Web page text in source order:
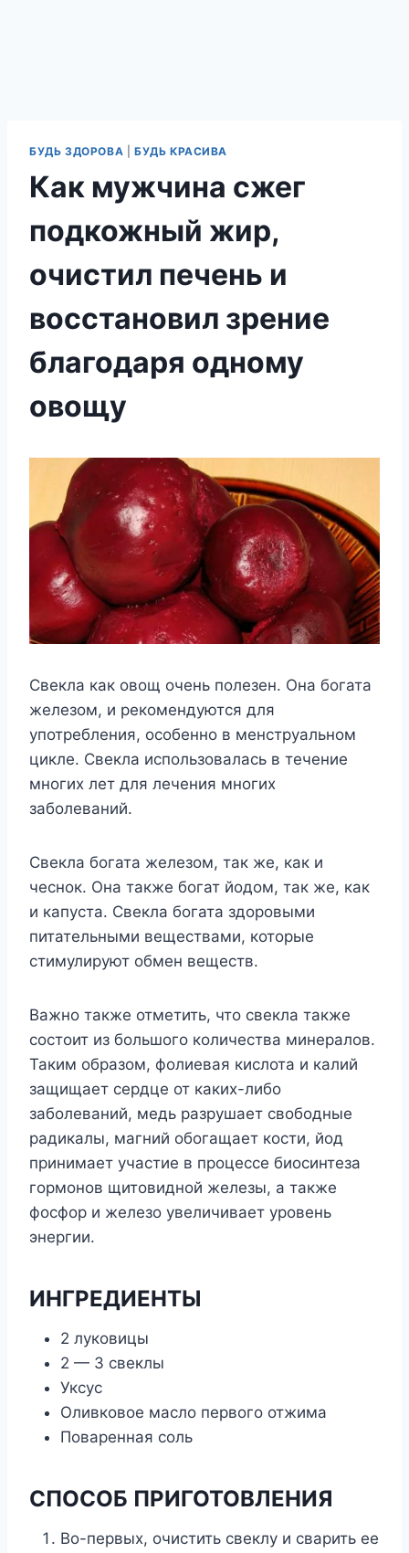
БУДЬ ЗДОРОВА БУДЬ КРАСИВА
Как мужчина сжег
подкожный жир,
очистил печень и
восстановил зрение
благодаря одному
овощу
Свекла как овощ очень полезен. Она богата
железом, и рекомендуются для
употребления, особенно в менструальном
цикле. Свекла использовалась в течение
многих лет для лечения многих
заболеваний.
Свекла богата железом, так же, как и
чеснок. Она также богат йодом, так же, как
и капуста. Свекла богата здоровыми
питательными веществами, которые
стимулируют обмен веществ.
Важно также отметить, что свекла также
состоит из большого количества минералов.
Таким образом, фолиевая кислота и калий
защищает сердце от каких-либо
заболеваний, медь разрушает свободные
радикалы, магний обогащает кости, йод
принимает участие в процессе биосинтеза
гормонов щитовидной железы, а также
фосфор и железо увеличивает уровень
энергии.
ИНГРЕДИЕНТЫ
2 луковицы
2 — 3 свеклы
Уксус
Оливковое масло первого отжима
Поваренная соль
СПОСОБ ПРИГОТОВЛЕНИЯ
Во-первых, очистить свеклу и сварить ее